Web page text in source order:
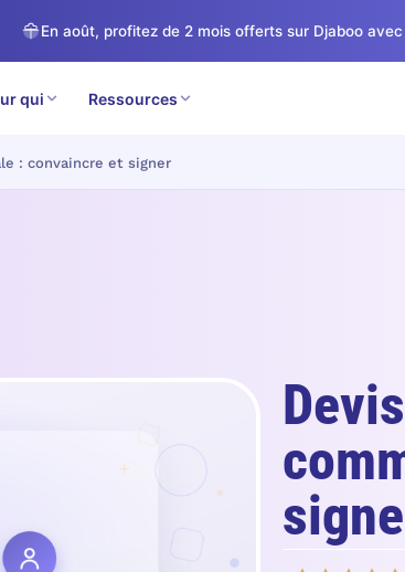
En août, profitez de 2 mois offerts sur Djaboo
qui Ressources
: convaincre et signer